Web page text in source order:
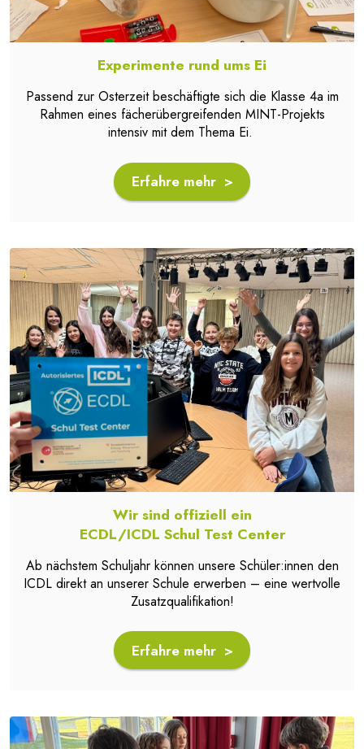
Experimente rund ums Ei
Passend zur Osterzeit beschäftigte sich die Klasse 4a im
Rahmen eines fächerübergreifenden MINT-Projekts
intensiv mit dem Thema Ei.
Erfahre mehr >
Wir sind offiziell ein
ECDL/ICDL Schul Test Center
Ab nächstem Schuljahr können unsere Schüler:innen den
ICDL direkt an unserer Schule erwerben – eine wertvolle
Zusatzqualifikation!
Erfahre mehr >